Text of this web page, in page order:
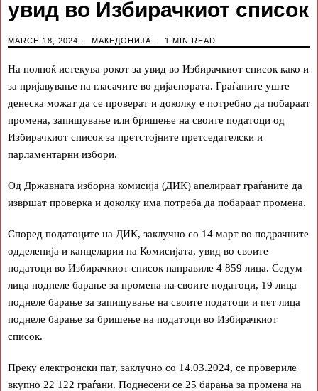
увид во Избирачкиот список
MARCH 18, 2024 МАКЕДОНИЈА 1 MIN READ
На полноќ истекува рокот за увид во Избирачкиот список како и
за пријавување на гласачите во дијаспората. Граѓаните уште
денеска можат да се проверат и доколку е потребно да побараат
промена, запишување или бришење на своите податоци од
Избирачкиот список за претстојните претседателски и
парламентарни избори.
Од Државната изборна комисија (ДИК) апелираат граѓаните да
извршат проверка и доколку има потреба да побараат промена.
Според податоците на ДИК, заклучно со 14 март во подрачните
одделенија и канцеларии на Комисијата, увид во своите
податоци во Избирачкиот список направиле 4 859 лица. Седум
лица поднеле барање за промена на своите податоци, 19 лица
поднеле барање за запишување на своите податоци и пет лица
поднеле барање за бришење на податоци во Избирачкиот
список.
Преку електронски пат, заклучно со 14.03.2024, се провериле
вкупно 22 122 граѓани. Поднесени се 25 барања за промена на